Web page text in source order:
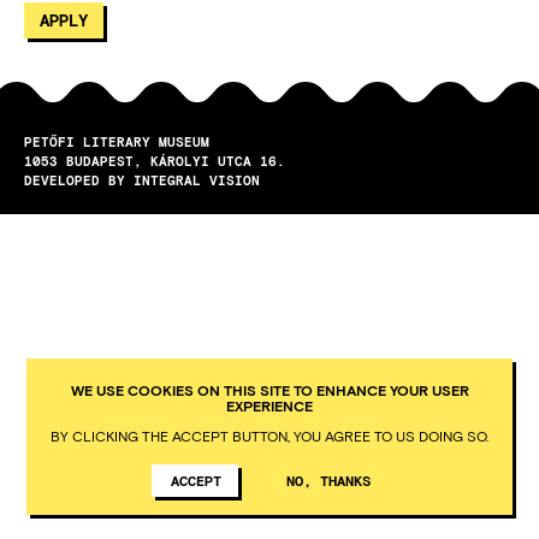
PETŐFI LITERARY MUSEUM
1053
BUDAPEST
KÁROLYI UTCA 16.
DEVELOPED BY INTEGRAL VISION
WE USE COOKIES ON THIS SITE TO ENHANCE YOUR USER
EXPERIENCE
BY CLICKING THE ACCEPT BUTTON, YOU AGREE TO US DOING SO.
ACCEPT NO, THANKS